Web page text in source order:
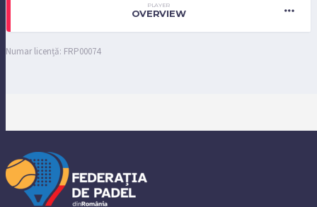
PLAYER
OVERVIEW
Numar licență: FRP00074